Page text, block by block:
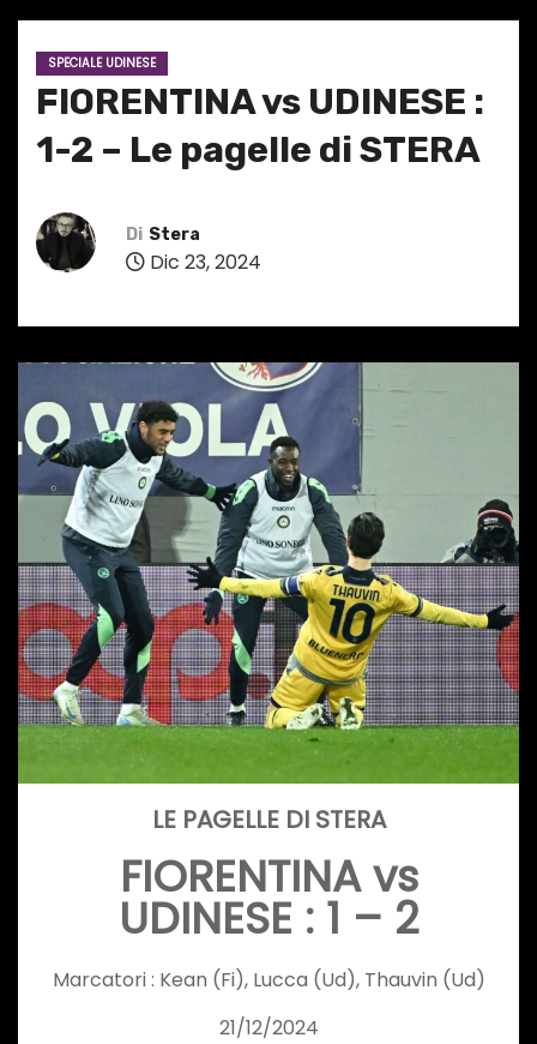
SPECIALE UDINESE
FIORENTINA vs UDINESE :
1-2 – Le pagelle di STERA
Di Stera
Dic 23, 2024
LE PAGELLE DI STERA
FIORENTINA vs
UDINESE : 1 – 2
Marcatori : Kean (Fi), Lucca (Ud), Thauvin (Ud)
21/12/2024